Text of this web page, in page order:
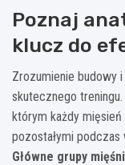
Poznaj
klucz do
Zrozumienie budowy
skutecznego
którym każdy mięsień
pozostałymi podczas
Główne grupy